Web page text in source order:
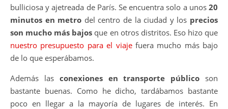
bulliciosa y ajetreada de París. Se encuentra solo a unos 20
minutos en metro del centro de la ciudad y los precios
son mucho más bajos que en otros distritos. Eso hizo que
nuestro presupuesto para el viajefuera mucho más bajo
de lo que esperábamos.
Además las conexiones en transporte público son
bastante buenas. Como he dicho, tardábamos bastante
poco en llegar a la mayoría de lugares de interés. En